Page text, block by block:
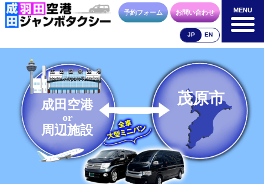
MENU
成田空港
料金表
空港送迎以外
料金表
車種・荷物 お支払方法 合流方法
予約フォーム お問い合わせ
JP EN
MENU
成田空港
or
周辺施設
茂原市